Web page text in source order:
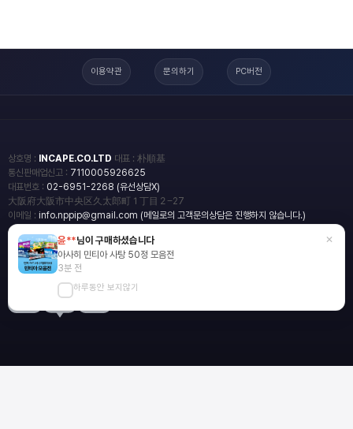
이용약관 문의하기 PC버전
상호명 : INCAPE.CO.LTD 대표 : 朴順基
통신판매업신고 : 7110005926625
대표번호 : 02-6951-2268 (유선상담X)
大阪府大阪市中央区久太郎町１丁目２−27
이메일 : info.nppip@gmail.com (메일로의 고객문의상담은 진행하지 않습니다.)
copyright
일본직구쇼핑몰 엔핍
2018 All rights reserved.
blog
윤**님이 구매하셨습니다
아사히 민티아 사탕 50정 모음전
3분 전
하루동안 보지않기
×